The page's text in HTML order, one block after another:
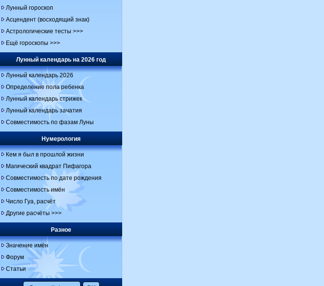
Лунный гороскоп
Асцендент (восходящий знак)
Астрологические тесты >>>
Ещё гороскопы >>>
Лунный календарь на 2026 год
Лунный календарь 2026
Определение пола ребенка
Лунный календарь стрижек
Лунный календарь зачатия
Совместимость по фазам Луны
Нумерология
Кем я был в прошлой жизни
Магический квадрат Пифагора
Совместимость по дате рождения
Совместимость имён
Число Гуа, расчёт
Другие расчёты >>>
Разное
Значение имён
Форум
Статьи